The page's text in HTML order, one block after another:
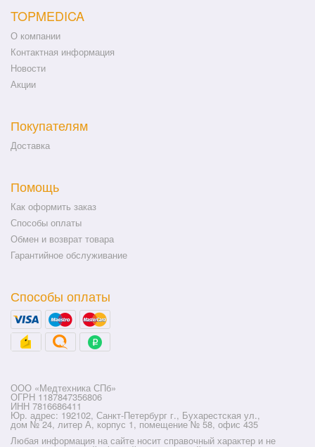
TOPMEDICA
О компании
Контактная информация
Новости
Акции
Покупателям
Доставка
Помощь
Как оформить заказ
Способы оплаты
Обмен и возврат товара
Гарантийное обслуживание
Способы оплаты
ООО «Медтехника СПб»
ОГРН 1187847356806
ИНН 7816686411
Юр. адрес: 192102, Санкт-Петербург г., Бухарестская ул.,
дом № 24, литер А, корпус 1, помещение № 58, офис 435
Любая информация на сайте носит справочный характер и не